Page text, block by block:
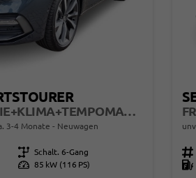
STYLE 5J GARANTIE+KLIMA+TEMPOMAT+LED+16" ALU+PDC
3-4 Monate Neuwagen
Getriebe Schalt. 6-Gang
Leistung 85 kW (116 PS)
Fahrzeugnr.
Kraftstoff